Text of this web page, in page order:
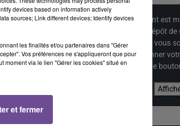
Cet élément est
refus du dépôt
exprimé. Si vous
de nous donner
le
devices based on information actively
sources; Link different devices; Identify devices
les finalités et/ou partenaires dans "Gérer
Vos préférences ne s'appliqueront que pour
moment via le lien "Gérer les cookies" situé en
et fermer